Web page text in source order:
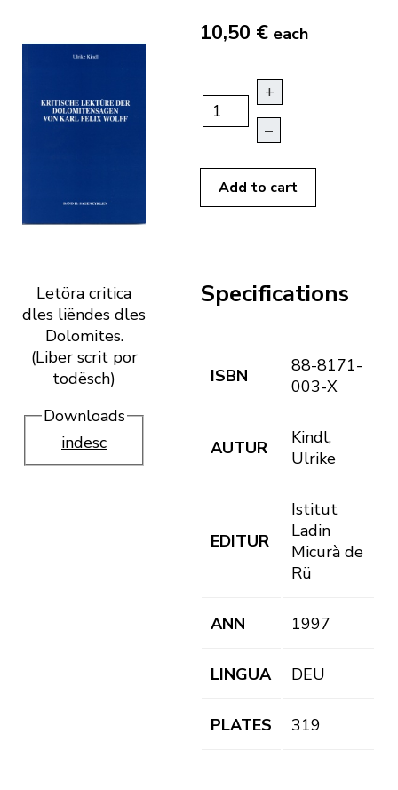
Letöra critica
dles liëndes dles
Dolomites.
(Liber scrit por
todësch)
Downloads
indesc
10,50 € each
+
–
Add to cart
Specifications
ISBN
88-8171-
003-X
AUTUR
Kindl,
Ulrike
EDITUR
Istitut
Ladin
Micurà de
Rü
ANN 1997
LINGUA DEU
PLATES 319